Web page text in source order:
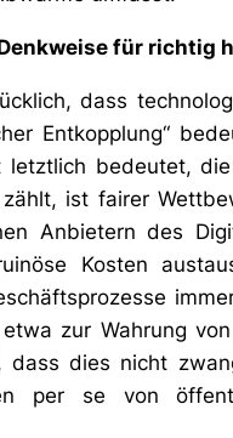
für richtig
dass
Entkopplung“
letztlich bedeutet,
ist fairer
Anbietern des
Kosten
zur Wahrung
dies nicht
per se von